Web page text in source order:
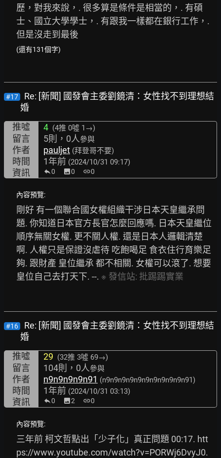
歷，對我來說，. 很多算是條件是相當的，. 有碩
士、國立大學學士，. 有跟我一樣都在銀行工作，.
但是沒走到最後
(還有131個字)
#17
Re: [新聞] 國發會主委劉鏡清：女性找不到理想結
婚
推噓
4 (4推 0噓 1→)
留言 5則，0人參與
作者 pauljet (拜登哥不要)
時間 1年前 (2024/10/31 09:17)
資訊 0 image0 link0
內容預覽:
剛好 有一個聯合國女權組織干涉日本天皇繼承問
題. 你知道日本官方長官怎麼回應嗎. 日本天皇繼位
順序無關女權. 更不關人權. 還是日本人邏輯清楚
啊. 人權只是保證沒虐待 吃飽喝足 食衣住行育樂足
夠. 跟財產 皇位繼承 都不相關. 女權可以滾了. 想要
皇位自己去打天下. --. ※ 發信站: 批踢踢實業
#16
Re: [新聞] 國發會主委劉鏡清：女性找不到理想結
婚
推噓
29 (32推 3噓 69→)
留言 104則，0人參與
作者 n9n9n9n9n91 (n9n9n9n9n9n9n9n9n9n9n91)
時間 1年前 (2024/10/31 03:13)
資訊 0 image2 link0
內容預覽:
三年前 柯文哲點出「少子化」真正問題 00:17. htt
ps://www.youtube.com/watch?v=PORWj6DvyJ0.